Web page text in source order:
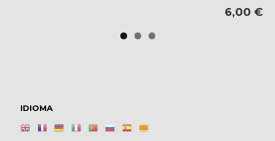
IDIOMA
6,00 €